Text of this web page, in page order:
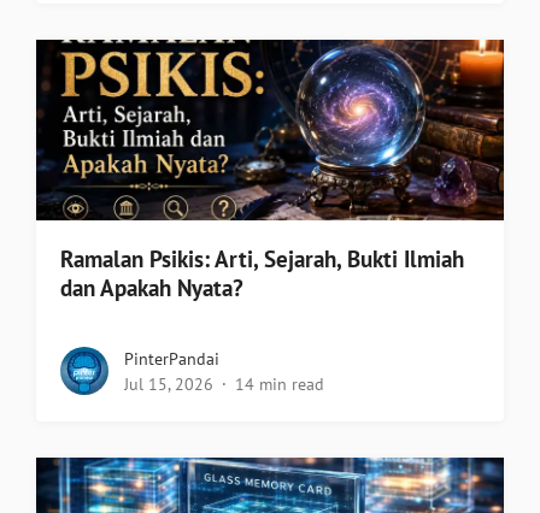
Ramalan Psikis: Arti, Sejarah, Bukti Ilmiah
dan Apakah Nyata?
PinterPandai
Jul 15, 2026
14 min read